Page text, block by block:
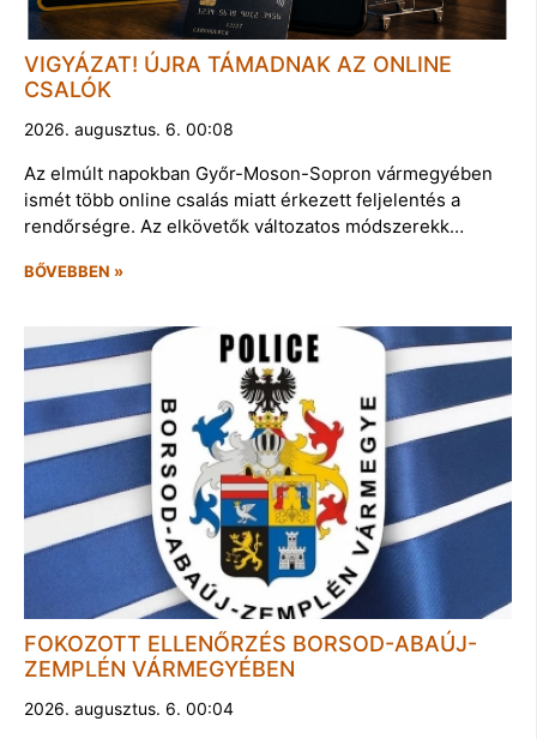
VIGYÁZAT! ÚJRA TÁMADNAK AZ ONLINE
CSALÓK
2026. augusztus. 6. 00:08
Az elmúlt napokban Győr-Moson-Sopron vármegyében
ismét több online csalás miatt érkezett feljelentés a
rendőrségre. Az elkövetők változatos módszerekk…
BŐVEBBEN »
FOKOZOTT ELLENŐRZÉS BORSOD-ABAÚJ-
ZEMPLÉN VÁRMEGYÉBEN
2026. augusztus. 6. 00:04